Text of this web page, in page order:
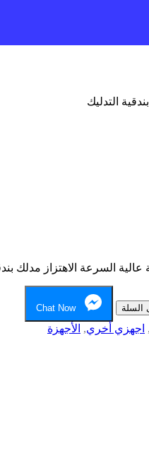
التدليك
عالية السرعة الاهتزاز
السلة Chat Now
, اجهزي أخري, الأجهزة